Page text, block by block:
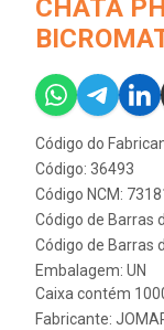
CHATA
Código do
Código: 36493
Código NCM:
Código de Barras
Código de Barras
Embalagem: UN
Caixa contém
Fabricante: